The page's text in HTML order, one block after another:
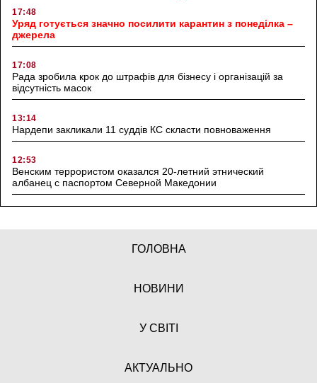
17:48
Уряд готується значно посилити карантин з понеділка –
джерела
17:08
Рада зробила крок до штрафів для бізнесу і організацій за
відсутність масок
13:14
Нардепи закликали 11 суддів КС скласти повноваження
12:53
Венским террористом оказался 20-летний этнический
албанец с паспортом Северной Македонии
ГОЛОВНА
НОВИНИ
У СВІТІ
АКТУАЛЬНО